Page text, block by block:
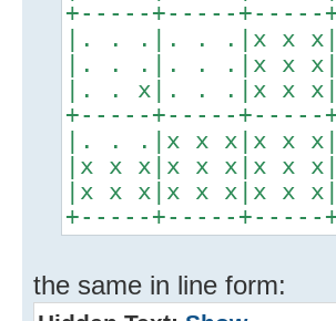
+-----+-----
|. . .|. . .|x x
|. . .|. . .|x x
|. . x|. . .|x x
+-----+-----
|. . .|x x x|x
|x x x|x x x|x
|x x x|x x x|x
+-----+-----
the same in line form: